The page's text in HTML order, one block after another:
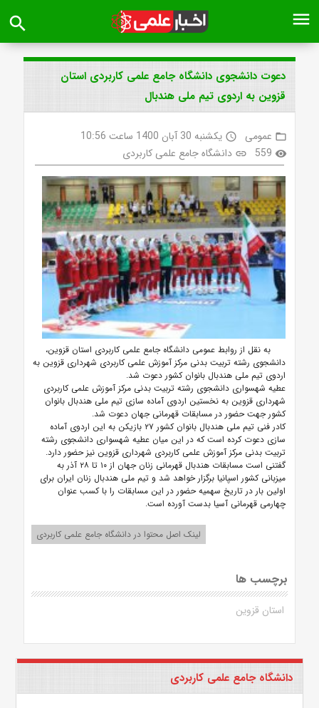
menu
search
دعوت دانشجوی دانشگاه جامع علمی کاربردی استان
قزوین به اردوی تیم ملی هندبال
folder_open عمومی access_time یکشنبه 30 آبان 1400 ساعت 10:56
visibility
559
link دانشگاه جامع علمی کاربردی
به نقل از روابط عمومی دانشگاه جامع علمی کاربردی استان قزوین،
دانشجوی رشته تربیت بدنی مرکز آموزش علمی کاربردی شهرداری قزوین به
اردوی تیم ملی هندبال بانوان کشور دعوت شد.
عطیه شهسواری دانشجوی رشته تربیت بدنی مرکز آموزش علمی کاربردی
شهرداری قزوین به نخستین اردوی آماده سازی تیم ملی هندبال بانوان
کشور جهت حضور در مسابقات قهرمانی جهان دعوت شد.
کادر فنی تیم ملی هندبال بانوان کشور ۲۷ بازیکن به این اردوی آماده
سازی دعوت کرده است که در این میان عطیه شهسواری دانشجوی رشته
تربیت بدنی مرکز آموزش علمی کاربردی شهرداری قزوین نیز حضور دارد.
گفتنی است مسابقات هندبال قهرمانی زنان جهان از ۱۰ تا ۲۸ آذر به
میزبانی کشور اسپانیا برگزار خواهد شد و تیم ملی هندبال زنان ایران برای
اولین بار در تاریخ سهمیه حضور در این مسابقات را با کسب عنوان
چهارمی قهرمانی آسیا بدست آورده است.
لینک اصل محتوا در دانشگاه جامع علمی کاربردی
برچسب ها
استان قزوین
دانشگاه جامع علمی کاربردی